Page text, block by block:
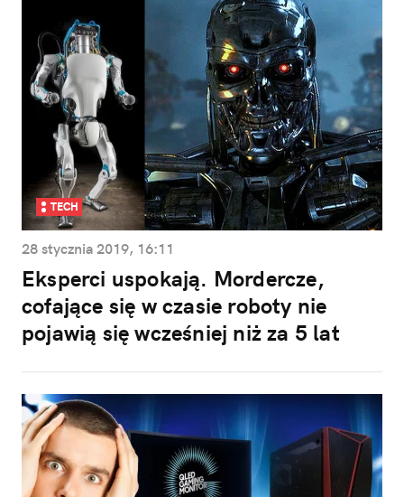
TECH
28 stycznia 2019, 16:11
Eksperci uspokają. Mordercze,
cofające się w czasie roboty nie
pojawią się wcześniej niż za 5 lat